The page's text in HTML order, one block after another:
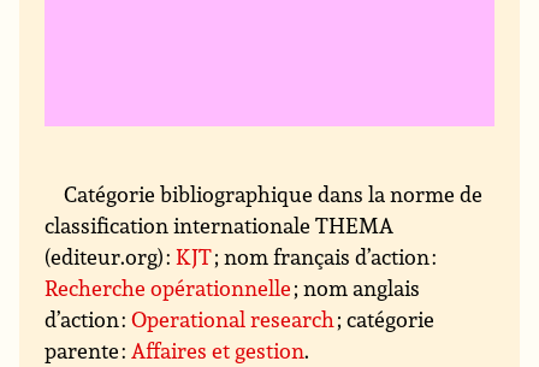
Catégorie bibliographique dans la norme de
classification internationale THEMA
(editeur.org) :KJT; nom français d’action :
Recherche opérationnelle; nom anglais
d’action :Operational research; catégorie
parente :Affaires et gestion.